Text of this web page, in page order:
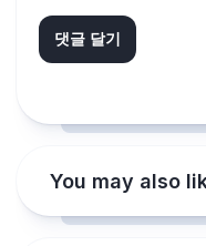
You may also